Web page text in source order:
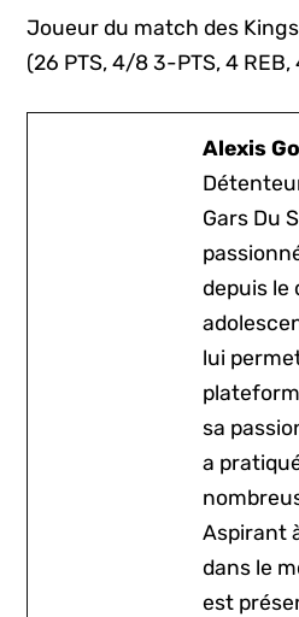
Joueur du match des
(26 PTS, 4/8 3-PTS, 4 REB,
Alexis
Gars Du
depuis le
lui
sa
a
Aspirant
dans le
est